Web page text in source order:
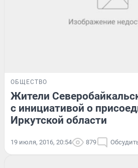
ОБЩЕСТВО
Жители
с инициативой о
Иркутской области
19 июля, 2016, 20:54 879